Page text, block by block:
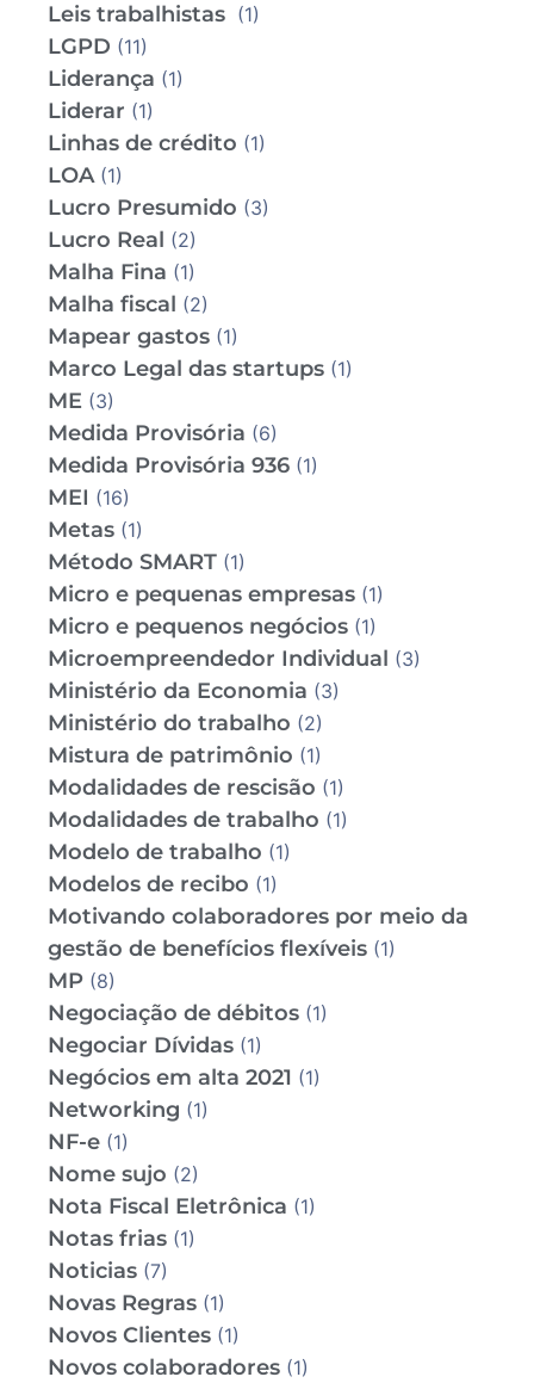
Leis trabalhistas (1)
LGPD (11)
Liderança (1)
Liderar (1)
Linhas de crédito (1)
LOA(1)
Lucro Presumido (3)
Lucro Real (2)
Malha Fina (1)
Malha fiscal (2)
Mapear gastos (1)
Marco Legal das startups (1)
ME (3)
Medida Provisória (6)
Medida Provisória 936 (1)
MEI (16)
Metas (1)
Método SMART (1)
Micro e pequenas empresas (1)
Micro e pequenos negócios (1)
Microempreendedor Individual (3)
Ministério da Economia (3)
Ministério do trabalho (2)
Mistura de patrimônio (1)
Modalidades de rescisão (1)
Modalidades de trabalho (1)
Modelo de trabalho (1)
Modelos de recibo (1)
Motivando colaboradores por meio da
gestão de benefícios flexíveis (1)
MP (8)
Negociação de débitos (1)
Negociar Dívidas (1)
Negócios em alta 2021 (1)
Networking (1)
NF-e (1)
Nome sujo (2)
Nota Fiscal Eletrônica (1)
Notas frias (1)
Noticias (7)
Novas Regras (1)
Novos Clientes (1)
Novos colaboradores (1)